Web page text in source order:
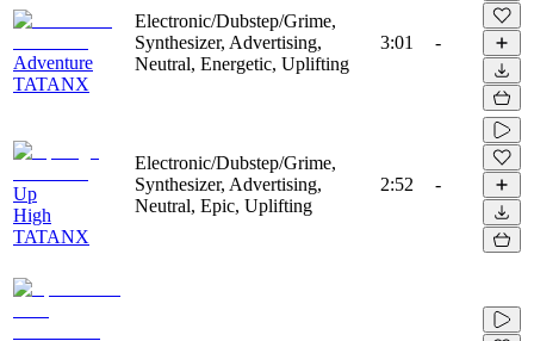
Adventure
TATANX
Electronic/Dubstep/Grime,
Synthesizer, Advertising,
Neutral, Energetic, Uplifting
3:01 -
Up
High
TATANX
Electronic/Dubstep/Grime,
Synthesizer, Advertising,
Neutral, Epic, Uplifting
2:52 -